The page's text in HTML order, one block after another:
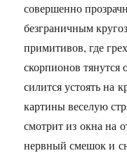
совершенно
безграничным
примитивов, где
скорпионов
силится устоять на
картины веселую
смотрит из окна на
нервный смешок и